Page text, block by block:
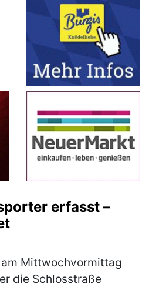
erfasst –
Mittwochvormittag
die Schlosstraße